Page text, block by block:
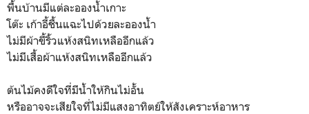
พื้นบ้านมีแต่ละอองน้ำเกาะ
โต๊ะ เก้าอี้ชื้นแฉะไปด้วยละอองน้ำ
ไม่มีผ้าขี้ริ้วแห้งสนิทเหลืออีกแล้ว
ไม่มีเสื้อผ้าแห้งสนิทเหลืออีกแล้ว
ต้นไม้คงดีใจที่มีน้ำให้กินไม่อั้น
หรืออาจจะเสียใจที่ไม่มีแสงอาทิตย์ให้สังเคราะห์อาหาร